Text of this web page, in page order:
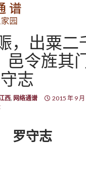
，出粟二
令旌其
志
西, 网络通谱
2015 年 9 月
罗守志